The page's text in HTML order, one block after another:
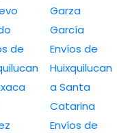
de
Garza
García
Envíos de
Huixquilucan
a Santa
Catarina
Envíos de